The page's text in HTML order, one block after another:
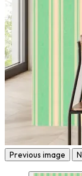
Previous image